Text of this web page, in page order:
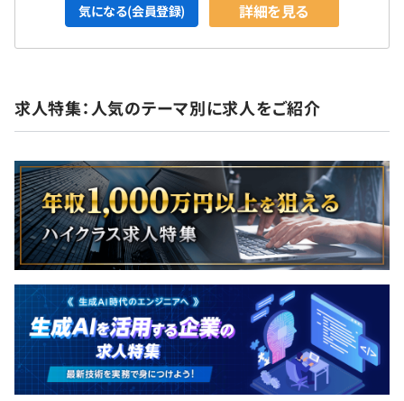
気になる(会員登録) 詳細を見る
求人特集：人気のテーマ別に求人をご紹介